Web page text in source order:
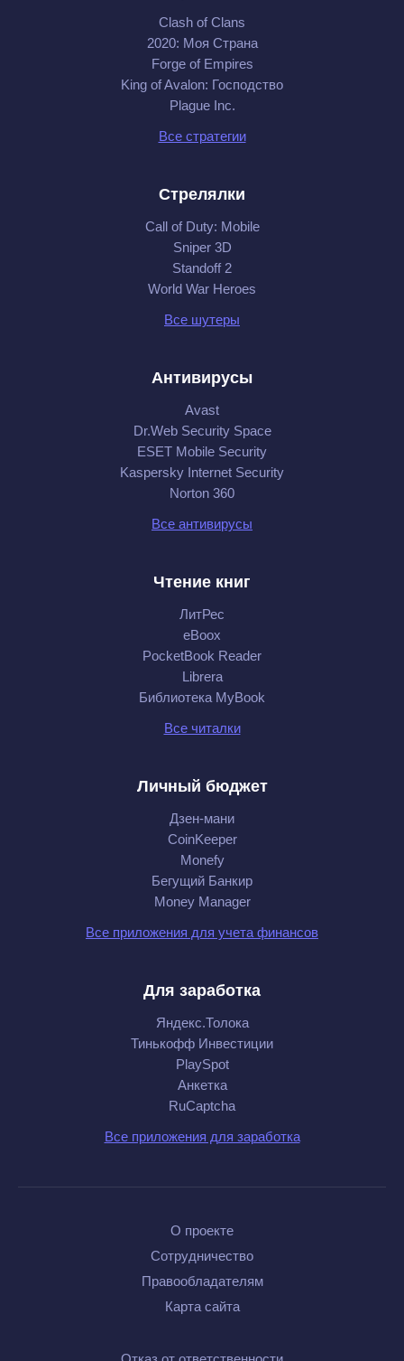
Clash of Clans
2020: Моя Cтрана
Forge of Empires
King of Avalon: Господство
Plague Inc.
Все стратегии
Стрелялки
Call of Duty: Mobile
Sniper 3D
Standoff 2
World War Heroes
Все шутеры
Антивирусы
Avast
Dr.Web Security Space
ESET Mobile Security
Kaspersky Internet Security
Norton 360
Все антивирусы
Чтение книг
ЛитРес
eBoox
PocketBook Reader
Librera
Библиотека MyBook
Все читалки
Личный бюджет
Дзен-мани
CoinKeeper
Monefy
Бегущий Банкир
Money Manager
Все приложения для учета финансов
Для заработка
Яндекс.Толока
Тинькофф Инвестиции
PlaySpot
Анкетка
RuCaptcha
Все приложения для заработка
О проекте
Сотрудничество
Правообладателям
Карта сайта